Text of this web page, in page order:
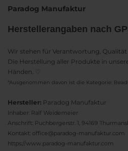
Paradog Manufaktur
Herstellerangaben nach
Wir stehen für Verantwortung, Qualität
Die Herstellung aller Produkte in
Händen. ♡
*Ausgenommen davon ist die Kategorie:
Hersteller: Paradog Manufaktur
Inhaber: Ralf Weidemeier
Anschrift: Puchbergerstr. 1, 94169
Kontakt: office@paradog-manufaktur.com
https://www.paradog-manufaktur.com